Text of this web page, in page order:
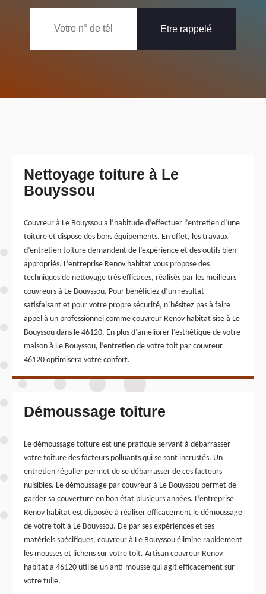
Nettoyage toiture à Le
Bouyssou
Couvreur à Le Bouyssou a l’habitude d’effectuer l’entretien d’une
toiture et dispose des bons équipements. En effet, les travaux
d’entretien toiture demandent de l’expérience et des outils bien
appropriés. L’entreprise Renov habitat vous propose des
techniques de nettoyage très efficaces, réalisés par les meilleurs
couvreurs à Le Bouyssou. Pour bénéficiez d’un résultat
satisfaisant et pour votre propre sécurité, n’hésitez pas à faire
appel à un professionnel comme couvreur Renov habitat sise à Le
Bouyssou dans le 46120. En plus d’améliorer l’esthétique de votre
maison à Le Bouyssou, l’entretien de votre toit par couvreur
46120 optimisera votre confort.
Démoussage toiture
Le démoussage toiture est une pratique servant à débarrasser
votre toiture des facteurs polluants qui se sont incrustés. Un
entretien régulier permet de se débarrasser de ces facteurs
nuisibles. Le démoussage par couvreur à Le Bouyssou permet de
garder sa couverture en bon état plusieurs années. L’entreprise
Renov habitat est disposée à réaliser efficacement le démoussage
de votre toit à Le Bouyssou. De par ses expériences et ses
matériels spécifiques, couvreur à Le Bouyssou élimine rapidement
les mousses et lichens sur votre toit. Artisan couvreur Renov
habitat à 46120 utilise un anti-mousse qui agit efficacement sur
votre tuile.